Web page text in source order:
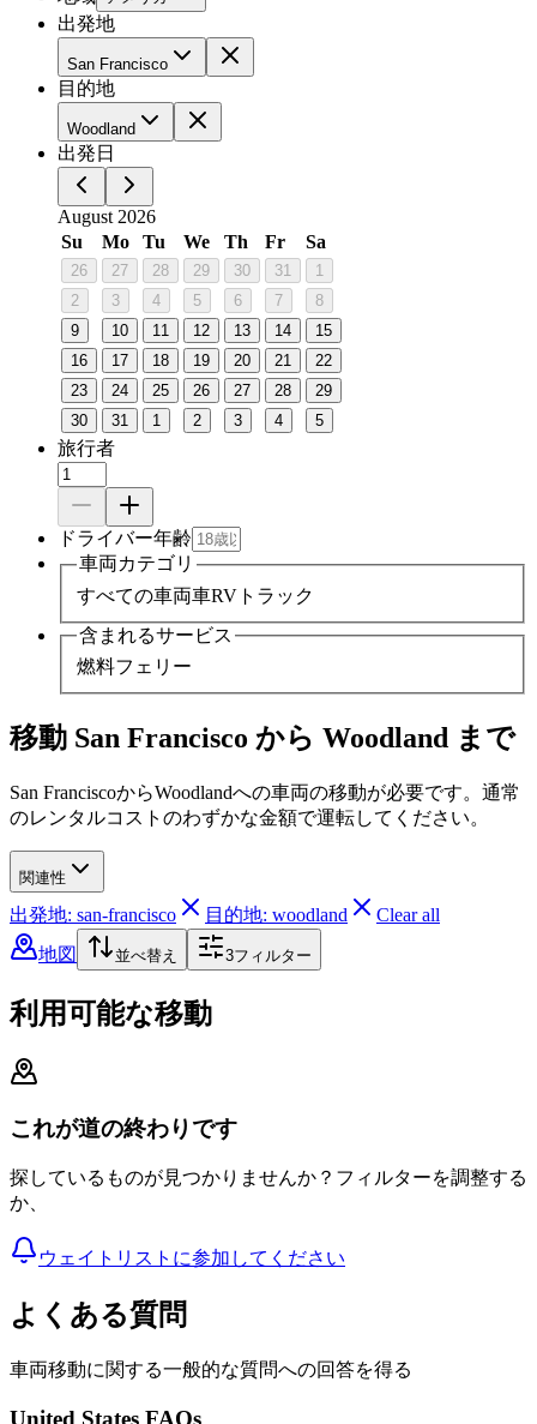
出発地
San Francisco
目的地
Woodland
出発日
August 2026
Su
Mo Tu We Th Fr Sa
26 27 28 29 30 31
1
2
3 4 5 6 7
8
9
10 11 12 13 14
15
16
17 18 19 20 21
22
23
24 25 26 27 28
29
30
31 1 2 3 4 5
旅行者
ドライバー年齢
車両カテゴリ
すべての車両車RV トラック
含まれるサービス
燃料フェリー
移動 San Francisco から Woodland まで
San FranciscoからWoodlandへの車両の移動が必要です。通常
のレンタルコストのわずかな金額で運転してください。
関連性
出発地: san-francisco 目的地: woodland
Clear all
地図
並べ替え 3フィルター
利用可能な移動
これが道の終わりです
探しているものが見つかりませんか？フィルターを調整する
か、
ウェイトリストに参加してください
よくある質問
車両移動に関する一般的な質問への回答を得る
United States FAQs